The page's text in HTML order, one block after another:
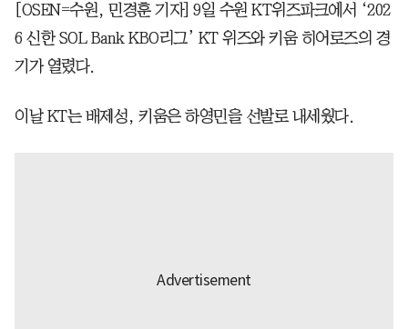
[OSEN=수원, 민경훈 기자] 9일 수원 KT위즈파크에서 ‘202
6 신한 SOL Bank KBO리그’ KT 위즈와 키움 히어로즈의 경
기가 열렸다.
이날 KT는 배제성, 키움은 하영민을 선발로 내세웠다.